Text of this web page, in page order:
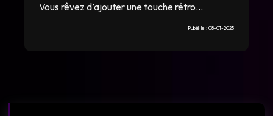
Vous rêvez d’ajouter une touche rétro...
Publié le : 08-01-2025